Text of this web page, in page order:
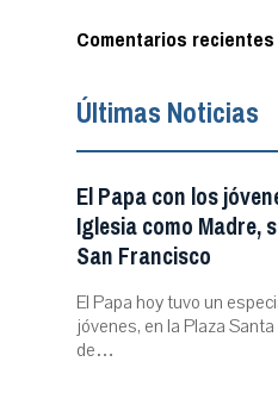
Comentarios recientes
Últimas Noticias
El Papa con los
Iglesia como Madre,
San Francisco
El Papa hoy tuvo un
jóvenes, en la Plaza
de…